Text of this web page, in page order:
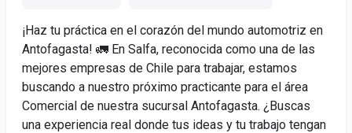
¡Haz tu práctica en el corazón del mundo automotriz en
Antofagasta! 🚛 En Salfa, reconocida como una de las
mejores empresas de Chile para trabajar, estamos
buscando a nuestro próximo practicante para el área
Comercial de nuestra sucursal Antofagasta. ¿Buscas
una experiencia real donde tus ideas y tu trabajo tengan